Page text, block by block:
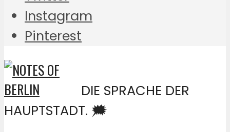
Instagram
Pinterest
DIE SPRACHE DER
HAUPTSTADT. 🗯️